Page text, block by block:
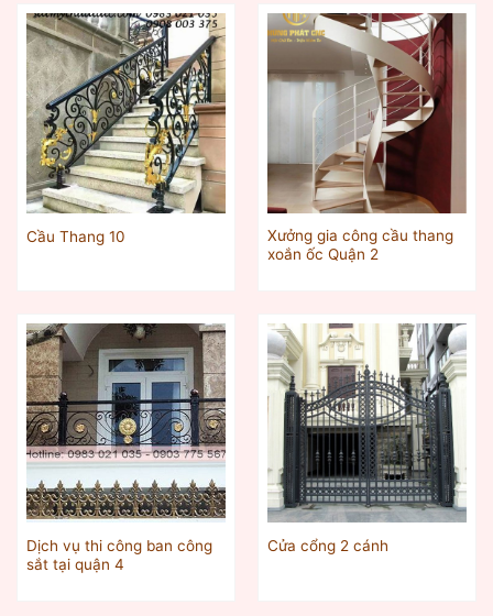
Cầu Thang 10
Xưởng gia công cầu thang
xoắn ốc Quận 2
Dịch vụ thi công ban công
sắt tại quận 4
Cửa cổng 2 cánh